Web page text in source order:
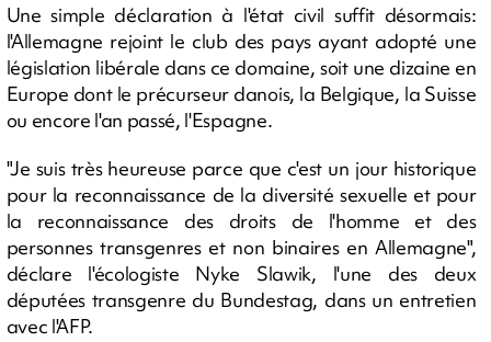
Une simple déclaration à l'état civil suffit désormais:
l'Allemagne rejoint le club des pays ayant adopté une
législation libérale dans ce domaine, soit une dizaine en
Europe dont le précurseur danois, la Belgique, la Suisse
ou encore l'an passé, l'Espagne.
"Je suis très heureuse parce que c'est un jour historique
pour la reconnaissance de la diversité sexuelle et pour
la reconnaissance des droits de l'homme et des
personnes transgenres et non binaires en Allemagne",
déclare l'écologiste Nyke Slawik, l'une des deux
députées transgenre du Bundestag, dans un entretien
avec l'AFP.